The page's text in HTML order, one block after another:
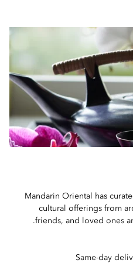
Mandarin Oriental has
cultural offerings from
friends, and loved ones
Same-day